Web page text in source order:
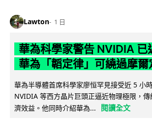
Lawton 1 日
華為科學家警告 NVIDIA 已
華為「韜定律」可繞過摩爾
華為半導體首席科學家廖恒罕見接受近 5 小
NVIDIA 等西方晶片巨頭正逼近物理極限，
濟效益。他同時介紹華為...
閱讀全文